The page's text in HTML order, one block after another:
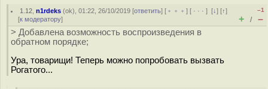
1.12 ,n1rdeks (ok), 01:22, 26/10/2019 [ответить] [ ﹢﹢﹢] [ · · ·][↓] [↑]
[к модератору]
–1
+ / –
> Добавлена возможность воспроизведения в
обратном порядке;
Ура, товарищи! Теперь можно попробовать вызвать
Рогатого...